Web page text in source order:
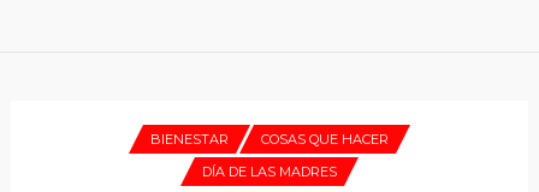
BIENESTAR
COSAS QUE HACER
DÍA DE LAS MADRES